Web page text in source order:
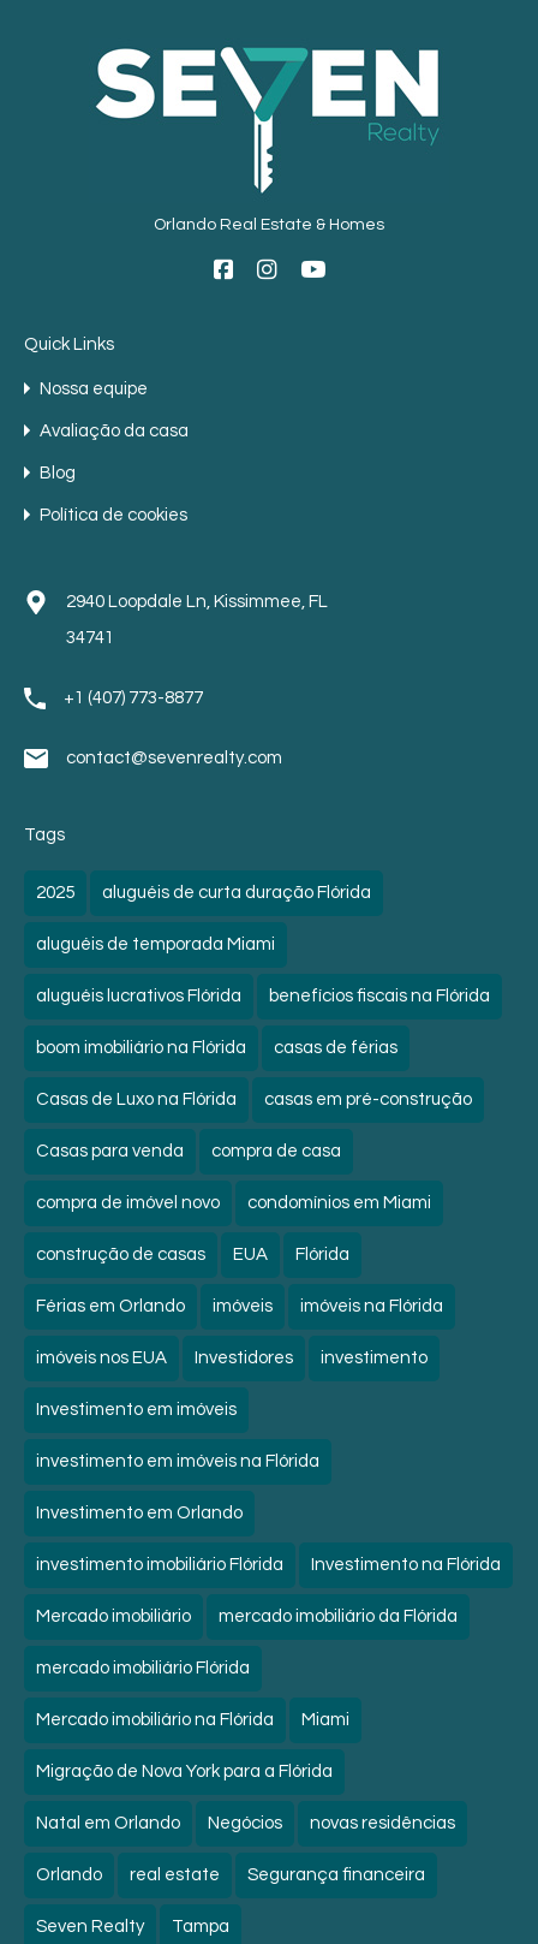
Orlando Real Estate & Homes
Quick Links
Nossa equipe
Avaliação da casa
Blog
Política de cookies
2940 Loopdale Ln, Kissimmee, FL
34741
+1 (407) 773-8877
contact@sevenrealty.com
Tags
2025 aluguéis de curta duração Flórida
aluguéis de temporada Miami
aluguéis lucrativos Flórida benefícios fiscais na Flórida
boom imobiliário na Flórida casas de férias
Casas de Luxo na Flórida casas em pré-construção
Casas para venda compra de casa
compra de imóvel novo condomínios em Miami
construção de casas EUA Flórida
Férias em Orlando imóveis imóveis na Flórida
imóveis nos EUA Investidores investimento
Investimento em imóveis
investimento em imóveis na Flórida
Investimento em Orlando
investimento imobiliário Flórida Investimento na Flórida
Mercado imobiliário mercado imobiliário da Flórida
mercado imobiliário Flórida
Mercado imobiliário na Flórida Miami
Migração de Nova York para a Flórida
Natal em Orlando Negócios novas residências
Orlando real estate Segurança financeira
Seven Realty Tampa